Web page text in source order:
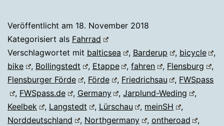
Veröffentlicht am 18. November 2018
Kategorisiert als Fahrrad
Verschlagwortet mit balticsea , Barderup , bicycle
,
bike
, Bollingstedt , Etappe ,fahren , Flensburg
,
Flensburger Förde
, Förde , Friedrichsau , FWSpass
, FWSpass.de , Germany ,Jarplund-Weding
,
Keelbek
, Langstedt , Lürschau , meinSH
,
Norddeutschland
, Northgermany , ontheroad
,